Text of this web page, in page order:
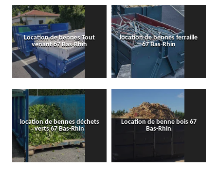
Location de bennes Tout
venant 67 Bas-Rhin
location de bennes ferraille
67 Bas-Rhin
location de bennes déchets
verts 67 Bas-Rhin
Location de benne bois 67
Bas-Rhin